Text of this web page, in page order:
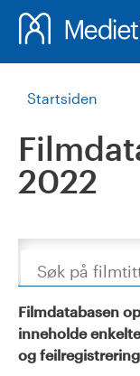
Startsiden
2022
Søk
Filmdatabasen
inneholde
og